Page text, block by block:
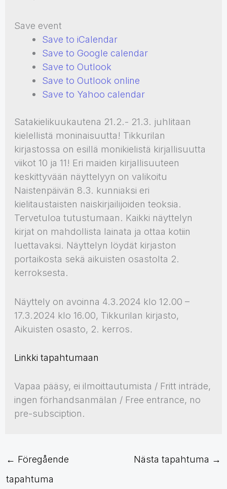
Save event
Save to iCalendar
Save to Google calendar
Save to Outlook
Save to Outlook online
Save to Yahoo calendar
Satakielikuukautena 21.2.- 21.3. juhlitaan
kielellistä moninaisuutta! Tikkurilan
kirjastossa on esillä monikielistä kirjallisuutta
viikot 10 ja 11! Eri maiden kirjallisuuteen
keskittyvään näyttelyyn on valikoitu
Naistenpäivän 8.3. kunniaksi eri
kielitaustaisten naiskirjailijoiden teoksia.
Tervetuloa tutustumaan. Kaikki näyttelyn
kirjat on mahdollista lainata ja ottaa kotiin
luettavaksi. Näyttelyn löydät kirjaston
portaikosta sekä aikuisten osastolta 2.
kerroksesta.
Näyttely on avoinna 4.3.2024 klo 12.00 –
17.3.2024 klo 16.00, Tikkurilan kirjasto,
Aikuisten osasto, 2. kerros.
Linkki tapahtumaan
Vapaa pääsy, ei ilmoittautumista / Fritt inträde,
ingen förhandsanmälan / Free entrance, no
pre-subsciption.
← Föregående
tapahtuma
Nästa tapahtuma →